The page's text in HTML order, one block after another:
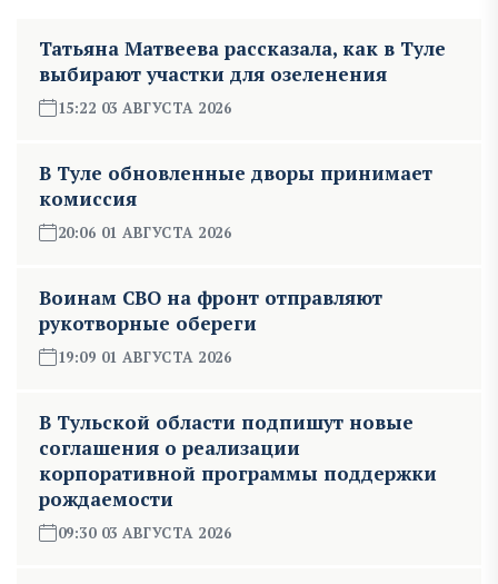
Татьяна Матвеева рассказала, как в Туле
выбирают участки для озеленения
15:22 03 АВГУСТА 2026
В Туле обновленные дворы принимает
комиссия
20:06 01 АВГУСТА 2026
Воинам СВО на фронт отправляют
рукотворные обереги
19:09 01 АВГУСТА 2026
В Тульской области подпишут новые
соглашения о реализации
корпоративной программы поддержки
рождаемости
09:30 03 АВГУСТА 2026